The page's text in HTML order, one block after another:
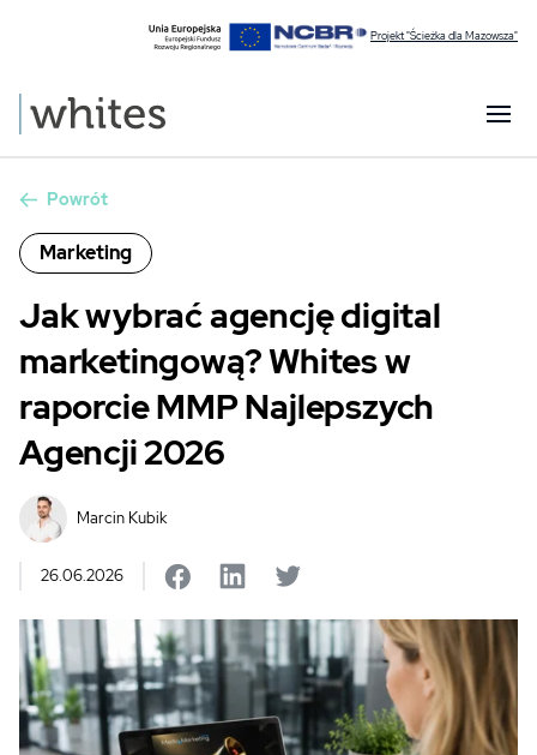
Projekt "Ścieżka dla Mazowsza"
Powrót
Marketing
Jak wybrać agencję digital
marketingową? Whites w
raporcie MMP Najlepszych
Agencji 2026
Marcin Kubik
26.06.2026